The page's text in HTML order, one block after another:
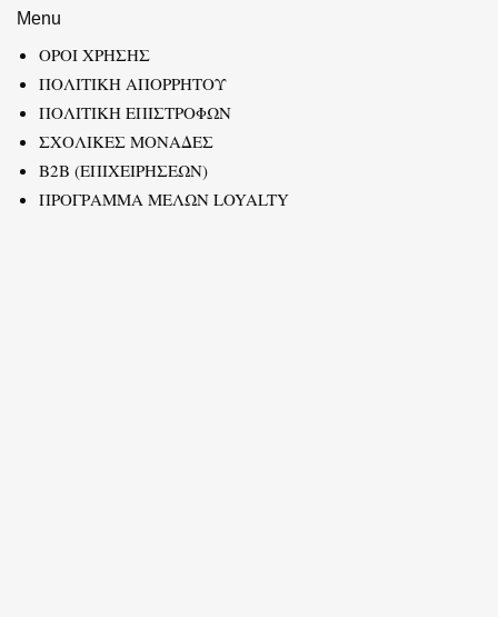
Menu
ΟΡΟΙ ΧΡΗΣΗΣ
ΠΟΛΙΤΙΚΗ ΑΠΟΡΡΗΤΟΥ
ΠΟΛΙΤΙΚΗ ΕΠΙΣΤΡΟΦΩΝ
ΣΧΟΛΙΚΕΣ ΜΟΝΑΔΕΣ
B2B (ΕΠΙΧΕΙΡΗΣΕΩΝ)
ΠΡΟΓΡΑΜΜΑ ΜΕΛΩΝ LOYALTY